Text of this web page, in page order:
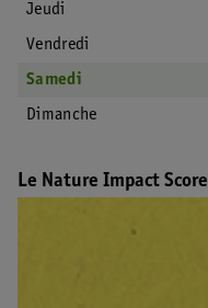
Jeudi
Vendredi
Samedi
Dimanche
Le Nature Impact Score